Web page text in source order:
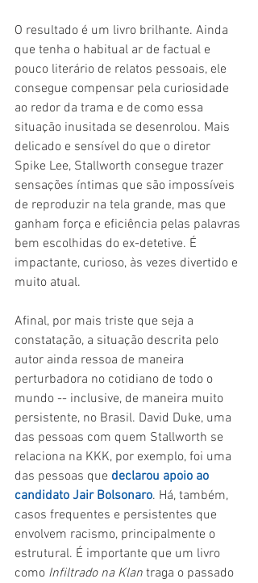
O resultado é um livro brilhante. Ainda
que tenha o habitual ar de factual e
pouco literário de relatos pessoais, ele
consegue compensar pela curiosidade
ao redor da trama e de como essa
situação inusitada se desenrolou. Mais
delicado e sensível do que o diretor
Spike Lee, Stallworth consegue trazer
sensações íntimas que são impossíveis
de reproduzir na tela grande, mas que
ganham força e eficiência pelas palavras
bem escolhidas do ex-detetive. É
impactante, curioso, às vezes divertido e
muito atual.
Afinal, por mais triste que seja a
constatação, a situação descrita pelo
autor ainda ressoa de maneira
perturbadora no cotidiano de todo o
mundo -- inclusive, de maneira muito
persistente, no Brasil. David Duke, uma
das pessoas com quem Stallworth se
relaciona na KKK, por exemplo, foi uma
das pessoas que declarou apoio ao
candidato Jair Bolsonaro. Há, também,
casos frequentes e persistentes que
envolvem racismo, principalmente o
estrutural. É importante que um livro
como Infiltrado na Klan traga o passado